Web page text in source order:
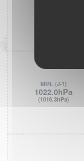
MIN.(J-1)
1022.0hPa
(1016.3hPa)